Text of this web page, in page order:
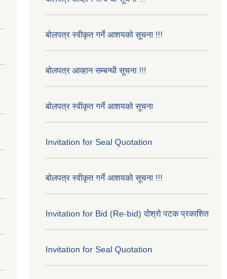
बोलपत्र स्वीकृत गर्ने आशयको सूचना !!!
बोलपत्र आव्हान सम्बन्धी सूचना !!!
बोलपत्र स्वीकृत गर्ने आशयको सूचना
Invitation for Seal Quotation
बोलपत्र स्वीकृत गर्ने आशयको सूचना !!!
Invitation for Bid (Re-bid) दोश्रो पटक प्रकाशित
Invitation for Seal Quotation